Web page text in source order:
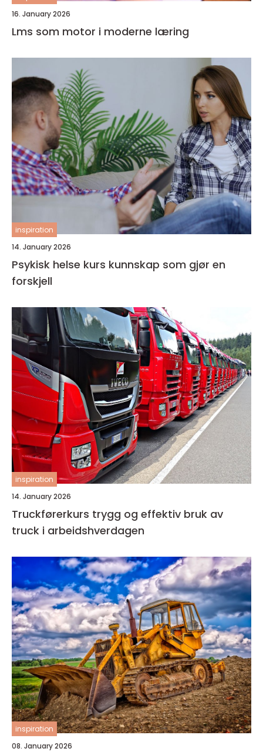
16. January 2026
Lms som motor i moderne læring
inspiration
14. January 2026
Psykisk helse kurs kunnskap som gjør en
forskjell
inspiration
14. January 2026
Truckførerkurs trygg og effektiv bruk av
truck i arbeidshverdagen
inspiration
08. January 2026